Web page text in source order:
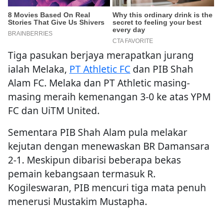
Tiga pasukan berjaya merapatkan jurang
ialah Melaka, PT Athletic FC dan PIB Shah
Alam FC. Melaka dan PT Athletic masing-
masing meraih kemenangan 3-0 ke atas YPM
FC dan UiTM United.
Sementara PIB Shah Alam pula melakar
kejutan dengan menewaskan BR Damansara
2-1. Meskipun dibarisi beberapa bekas
pemain kebangsaan termasuk R.
Kogileswaran, PIB mencuri tiga mata penuh
menerusi Mustakim Mustapha.